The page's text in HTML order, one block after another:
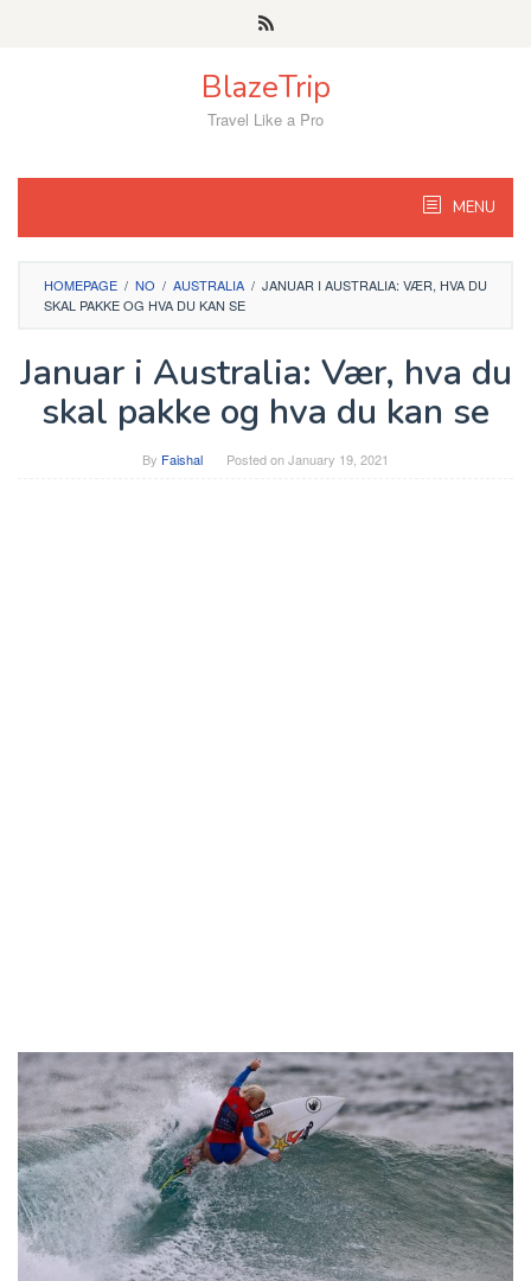
BlazeTrip
Travel Like a Pro
MENU
HOMEPAGE / NO / AUSTRALIA / JANUAR I AUSTRALIA: VÆR, HVA DU
SKAL PAKKE OG HVA DU KAN SE
Januar i Australia: Vær, hva du
skal pakke og hva du kan se
By Faishal Posted onJanuary 19, 2021